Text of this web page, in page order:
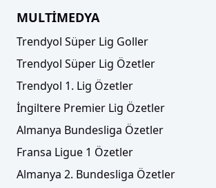
MULTİMEDYA
Trendyol Süper Lig Goller
Trendyol Süper Lig Özetler
Trendyol 1. Lig Özetler
İngiltere Premier Lig Özetler
Almanya Bundesliga Özetler
Fransa Ligue 1 Özetler
Almanya 2. Bundesliga Özetler